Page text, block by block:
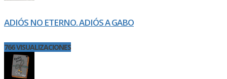
ADIÓS NO ETERNO. ADIÓS A GABO
766 VISUALIZACIONES